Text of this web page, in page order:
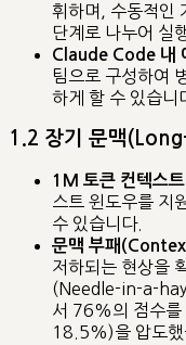
휘하며, 수동적인
단계로 나누어 실
Claude Code 내
팀으로 구성하여
하게 할 수 있습니
1.2 장기 문맥
1M 토큰 컨텍스트
스트 윈도우를 지
수 있습니다.
문맥 부패
저하되는 현상을
(Needle-in-a-
서 76%의 점수를
18.5%)을 압도했